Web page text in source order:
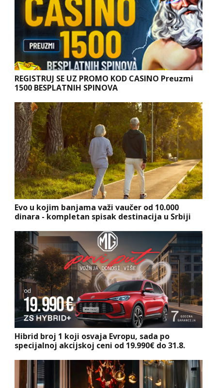
REGISTRUJ SE UZ PROMO KOD CASINO Preuzmi
1500 BESPLATNIH SPINOVA
Evo u kojim banjama važi vaučer od 10.000
dinara - kompletan spisak destinacija u Srbiji
Hibrid broj 1 koji osvaja Evropu, sada po
specijalnoj akcijskoj ceni od 19.990€ do 31.8.